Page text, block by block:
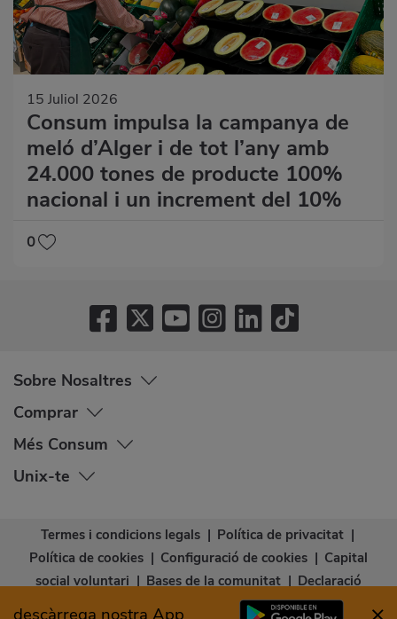
15 Juliol 2026
Consum impulsa la campanya de
meló d’Alger i de tot l’any amb
24.000 tones de producte 100%
nacional i un increment del 10%
0
Sobre Nosaltres
Comprar
Més Consum
Unix-te
Termes i condicions legals | Política de privacitat |
Política de cookies | Configuració de cookies | Capital
social voluntari | Bases de la comunitat | Declaració
d’accessibilitat